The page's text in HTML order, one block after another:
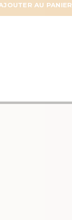
AU PANIER